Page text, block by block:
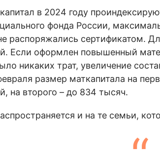
в 2024 году
фонда России,
распоряжались сертификатом.
Если оформлен повышенный
никаких трат, увеличение
размер маткапитала на
на второго – до 834 тысяч.
и на те семьи,